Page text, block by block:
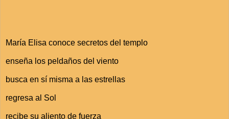
María Elisa conoce secretos del templo
enseña los peldaños del viento
busca en sí misma a las estrellas
regresa al Sol
recibe su aliento de fuerza